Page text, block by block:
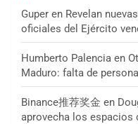
Guper en Revelan
oficiales del Ejército
Humberto Palencia en
Maduro: falta de
Binance推荐奖金 en
aprovecha los espacios